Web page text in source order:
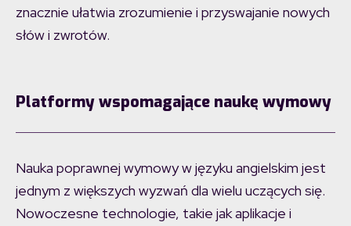
znacznie ułatwia zrozumienie i przyswajanie nowych
słów i zwrotów.
Platformy wspomagające naukę wymowy
Nauka poprawnej wymowy w języku angielskim jest
jednym z większych wyzwań dla wielu uczących się.
Nowoczesne technologie, takie jak aplikacje i